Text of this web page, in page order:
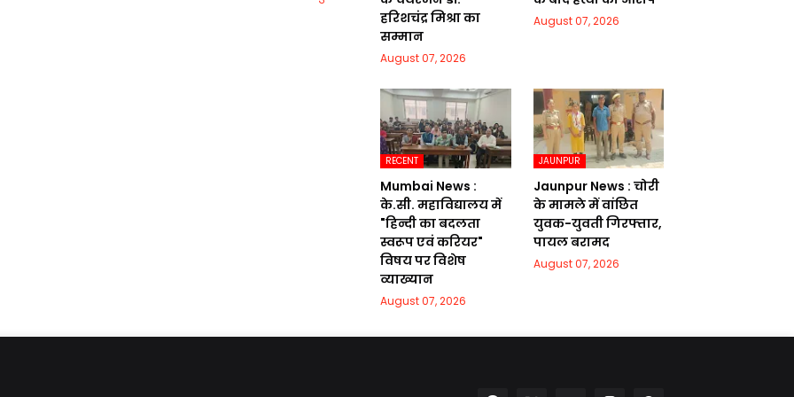
हरिशचंद्र मिश्रा का
सम्मान
August 07, 2026
August 07, 2026
RECENT
Mumbai News :
के.सी. महाविद्यालय में
"हिन्दी का बदलता
स्वरूप एवं करियर"
विषय पर विशेष
व्याख्यान
August 07, 2026
JAUNPUR
Jaunpur News : चोरी
के मामले में वांछित
युवक-युवती गिरफ्तार,
पायल बरामद
August 07, 2026